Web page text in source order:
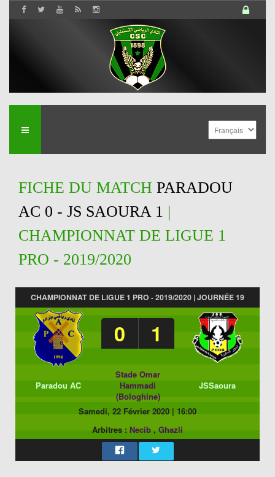
FICHE DU MATCH PARADOU
AC 0 - JS SAOURA 1 |
CHAMPIONNAT DE LIGUE 1
PRO - 2019/2020
CHAMPIONNAT DE LIGUE 1 PRO - 2019/2020 | JOURNÉE 19
0 1
Paradou AC
Stade Omar
Hammadi
(Bologhine)
JSSaoura
Samedi, 22 Février 2020 | 16:00
Arbitres : Necib , Ghazli